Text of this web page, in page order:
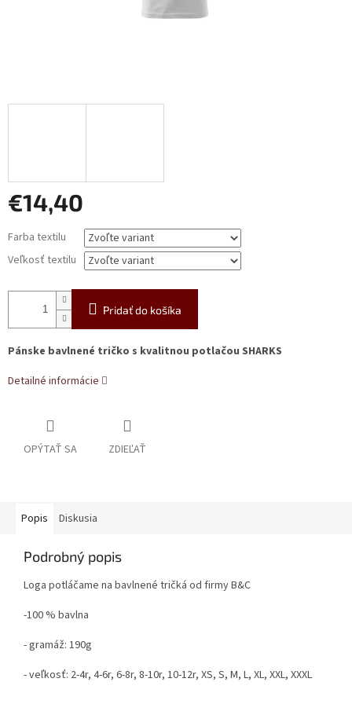
€14,40
cena:
Farba textilu
Veľkosť textilu
Pridať do košíka
Pánske bavlnené tričko s kvalitnou potlačou SHARKS
Detailné informácie
OPÝTAŤ SA ZDIEĽAŤ
Popis Diskusia
Podrobný popis
Loga potláčame na bavlnené tričká od firmy B&C
-100 % bavlna
- gramáž: 190g
- veľkosť: 2-4r, 4-6r, 6-8r, 8-10r, 10-12r, XS, S, M, L, XL, XXL, XXXL